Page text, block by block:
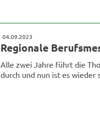
04.09.2023
Regionale
Alle zwei Jahre führt die
durch und nun ist es wieder